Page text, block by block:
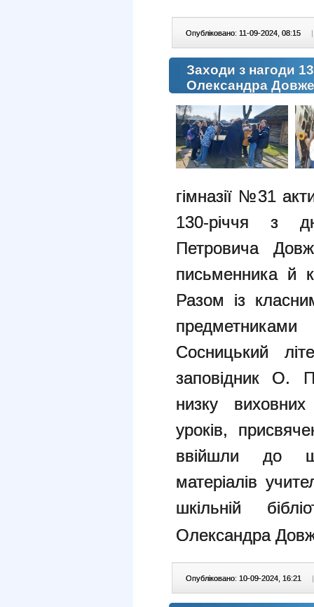
Опубліковано: 11-09-2024, 08:15 |
Заходи з нагоди
Олександра
гімназії №31
130-річчя з
Петровича
письменника й
Разом із
Сосницький
заповідник О.
низку виховних
уроків,
ввійшли до
матеріалів
шкільній
Олександра
Опубліковано: 10-09-2024, 16:21 |